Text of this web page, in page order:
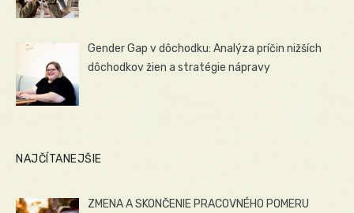
Gender Gap v dôchodku: Analýza príčin nižších
dôchodkov žien a stratégie nápravy
NAJČÍTANEJŠIE
ZMENA A SKONČENIE PRACOVNÉHO POMERU